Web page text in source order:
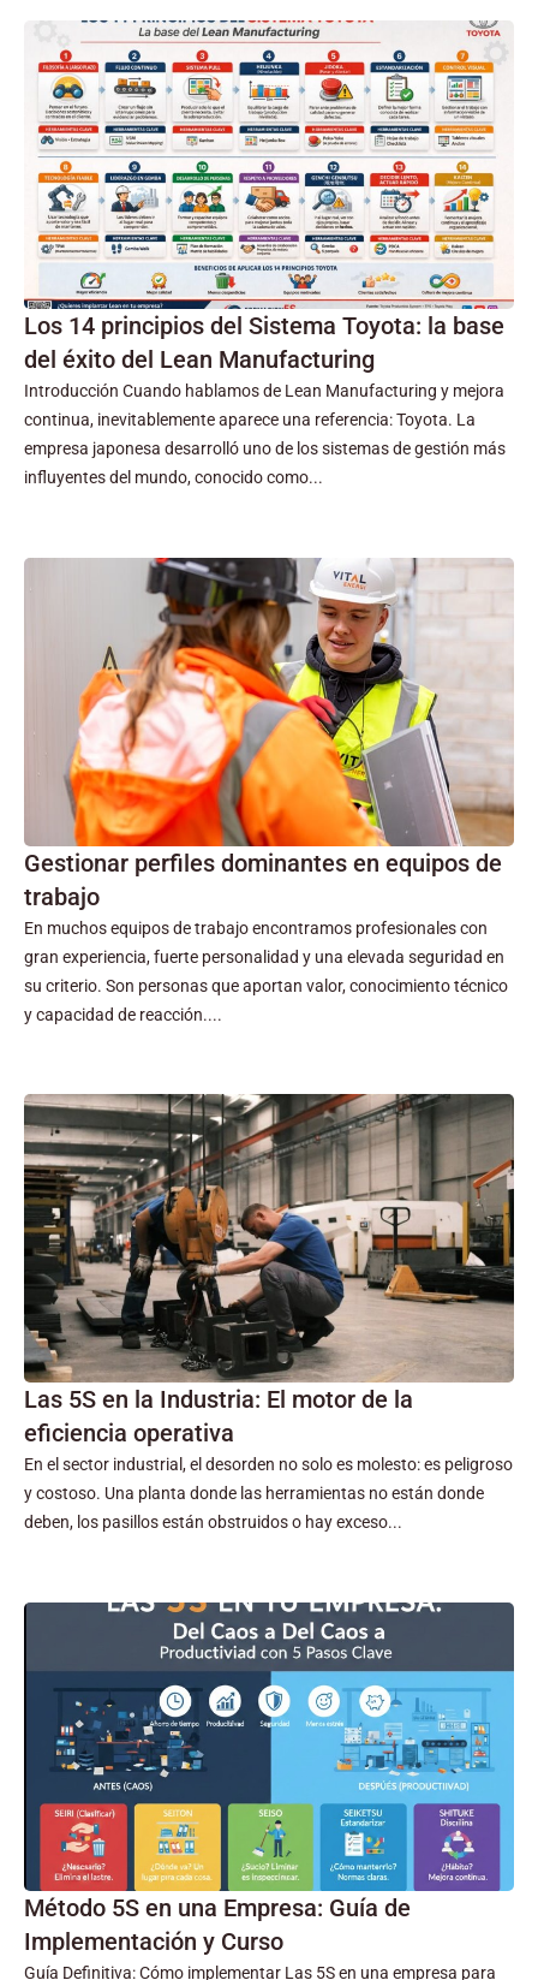
Los 14 principios del Sistema Toyota: la base
del éxito del Lean Manufacturing
Introducción Cuando hablamos de Lean Manufacturing y mejora
continua, inevitablemente aparece una referencia: Toyota. La
empresa japonesa desarrolló uno de los sistemas de gestión más
influyentes del mundo, conocido como...
Gestionar perfiles dominantes en equipos de
trabajo
En muchos equipos de trabajo encontramos profesionales con
gran experiencia, fuerte personalidad y una elevada seguridad en
su criterio. Son personas que aportan valor, conocimiento técnico
y capacidad de reacción....
Las 5S en la Industria: El motor de la
eficiencia operativa
En el sector industrial, el desorden no solo es molesto: es peligroso
y costoso. Una planta donde las herramientas no están donde
deben, los pasillos están obstruidos o hay exceso...
Método 5S en una Empresa: Guía de
Implementación y Curso
Guía Definitiva: Cómo implementar Las 5S en una empresa para